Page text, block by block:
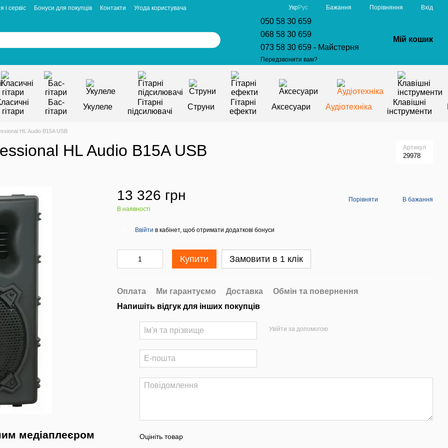
і сервіс Бонуси для покупців Контакти
Угода користувача
УкрРус Бажання Порівняння Вхід
050 58 30 659
068 58 30 659
073 58 30 659 - Майстерня
Передзвонити вам?
Мій кошик
гітари
Бас-
гітари
Укулеле
Гітарні
підсилювачі
Струни
Гітарні
ефекти
Аксесуари Аудіотехніка
Клавішні
інструменти
HL Audio B15A USB
HL Audio B15A USB Артикул
29978
медіаплеєром
13 326 грн
В наявності
Порівняти В бажання
Ввійти в кабінет, щоб отримати додаткові бонуси
Купити Замовити в 1 клік
Оплата Ми гарантуємо Доставка
Обмін та повернення
Напишіть відгук для інших покупців
Увійти за допомогою
Оцініть товар